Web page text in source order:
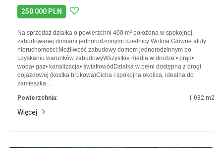
250 000 PLN
Na sprzedaż działka o powierzchni 400 m² położona w spokojnej,
zabudowanej domami jednorodzinnymi dzielnicy Wolina.Główne atuty
nieruchomości:Możliwość zabudowy domem jednorodzinnym po
uzyskaniu warunków zabudowyWszystkie media w drodze:• prąd•
woda• gaz• kanalizacja• światłowódDziałka w pełni dostępna z drogi
dojazdowej (kostka brukowa)Cicha i spokojna okolica, idealna do
zamieszka…
Powierzchnia: 1 032 m2
Więcej